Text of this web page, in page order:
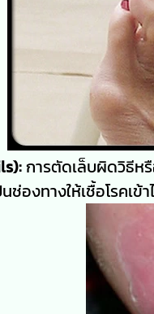
การตัดเล็บผิดวิธีหรื
องทางให้เชื้อโรคเข้